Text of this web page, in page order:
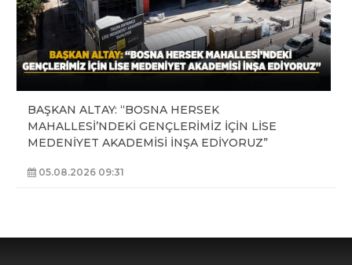
BAŞKAN ALTAY: “BOSNA HERSEK
MAHALLESİ’NDEKİ GENÇLERİMİZ İÇİN LİSE
MEDENİYET AKADEMİSİ İNŞA EDİYORUZ”
05.08.2026 09:31